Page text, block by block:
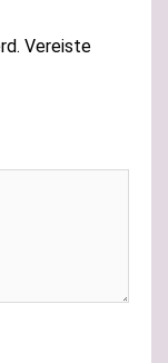
Vereiste